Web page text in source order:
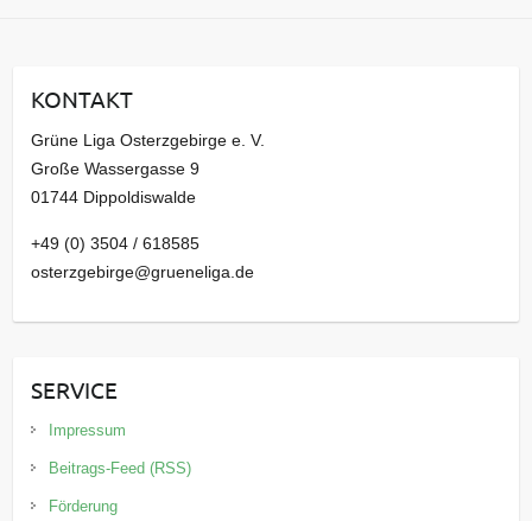
v
KONTAKT
Grüne Liga Osterzgebirge e. V.
Große Wassergasse 9
01744 Dippoldiswalde
+49 (0) 3504 / 618585
osterzgebirge@grueneliga.de
SERVICE
Impressum
Beitrags-Feed (RSS)
Förderung